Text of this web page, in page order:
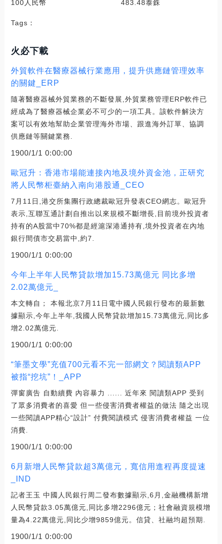
100人民幣 483.48泰銖
Tags：
火必下載
外貿軟件在醫療器械行業應用，提升供應鏈管理效率
的關鍵_ERP
隨著醫療器械外貿業務的不斷發展,外貿業務管理ERP軟件已
經成為了醫療器械企業必不可少的一項工具。該軟件解決方
案可以有效地幫助企業管理海外市場、跟進海外訂單、協調
供應鏈等關鍵業務.
1900/1/1 0:00:00
歐冠升：香港市場能連接內地及境外資金池，正研究
將人民幣柜臺納入南向港股通_CEO
7月11日,港交所集團行政總裁歐冠升發表CEO網志。歐冠升
表示,互聯互通計劃自推出以來規模不斷增長,目前境外投資者
持有的A股當中70%都是經滬深港通持有,境外投資者在內地
銀行間債市交易當中,約7.
1900/1/1 0:00:00
今年上半年人民幣貸款增加15.73萬億元 同比多增
2.02萬億元_
本文轉自； 本報北京7月11日電中國人民銀行發布的最新數
據顯示,今年上半年,我國人民幣貸款增加15.73萬億元,同比多
增2.02萬億元.
1900/1/1 0:00:00
“筆墨文學”充值700元看不完一部網文？閱讀類APP
被指“挖坑”！_APP
彈窗廣告 自動續費 內容暴力 ...... 近年來 閱讀類APP 受到
了眾多消費者的喜愛 但一些侵害消費者權益的做法 隨之出現
一些閱讀APP精心“設計” 付費閱讀模式 侵害消費者權益 一位
消費.
1900/1/1 0:00:00
6月新增人民幣貸款超3萬億元，寬信用進程再度提速
_IND
記者王玉 中國人民銀行周二發布數據顯示,6月,金融機構新增
人民幣貸款3.05萬億元,同比多增2296億元；社會融資規模增
量為4.22萬億元,同比少增9859億元。信貸、社融均超預期.
1900/1/1 0:00:00